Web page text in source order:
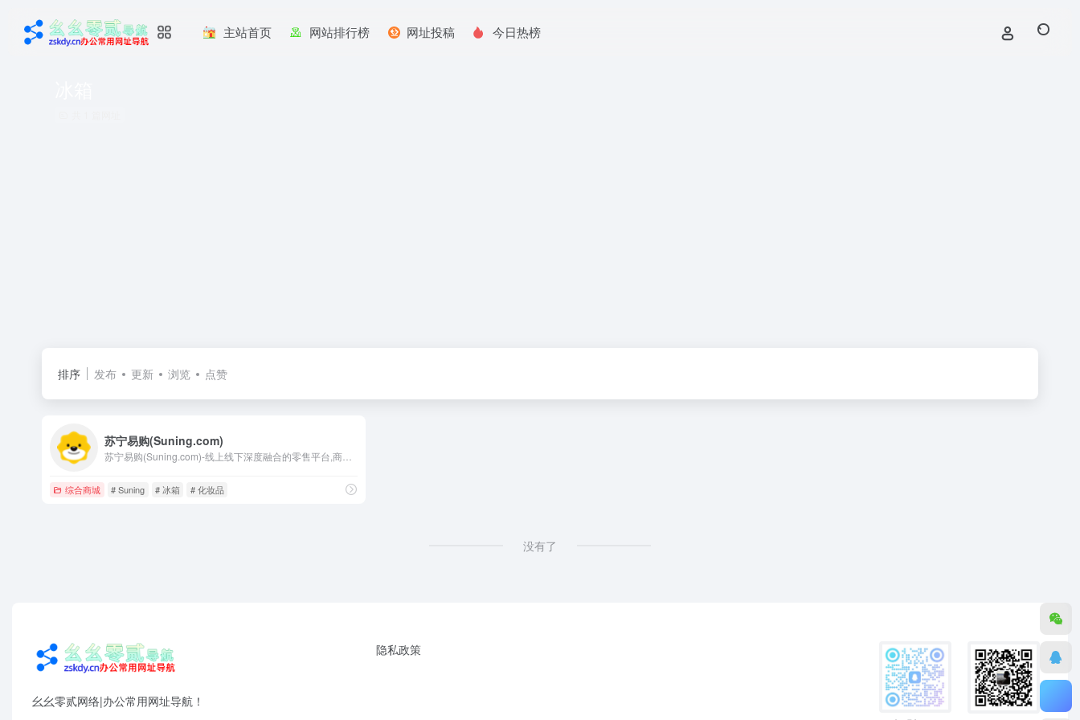
主站首页 网站排行榜 网址投稿 今日热榜
排序 发布 更新 浏览 点赞
苏宁易购(Suning.com)
综合商城 # Suning # 冰箱 # 化妆品
没有了
幺幺零贰网络|办公常用网址导航！
隐私政策